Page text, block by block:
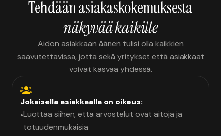
Tehdään asiakaskokemuksesta
näkyvää kaikille
Aidon asiakkaan äänen tulisi olla kaikkien
saavutettavissa, jotta sekä yritykset että asiakkaat
voivat kasvaa yhdessä.
Jokaisella asiakkaalla on oikeus:
•Luottaa siihen, että arvostelut ovat aitoja ja
totuudenmukaisia